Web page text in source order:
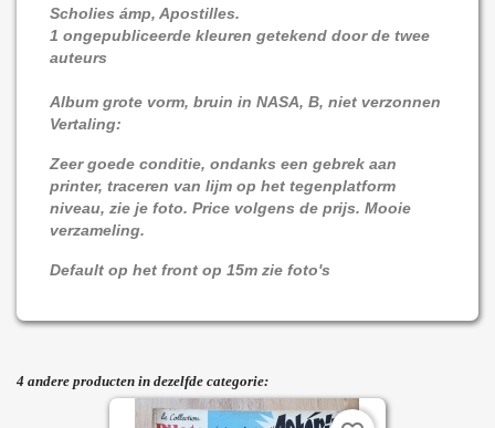
Scholies ámp, Apostilles.
1 ongepubliceerde kleuren getekend door de twee
auteurs
Album grote vorm, bruin in NASA, B, niet verzonnen
Vertaling:
Zeer goede conditie, ondanks een gebrek aan
printer, traceren van lijm op het tegenplatform
niveau, zie je foto. Price volgens de prijs. Mooie
verzameling.
Default op het front op 15m zie foto's
4 andere producten in dezelfde categorie: